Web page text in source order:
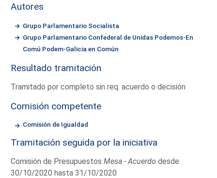
Autores
Grupo Parlamentario Socialista
Grupo Parlamentario Confederal de Unidas Podemos-En
Comú Podem-Galicia en Común
Resultado tramitación
Tramitado por completo sin req. acuerdo o decisión
Comisión competente
Comisión de Igualdad
Tramitación seguida por la iniciativa
Comisión de PresupuestosMesa - Acuerdo desde
30/10/2020 hasta 31/10/2020